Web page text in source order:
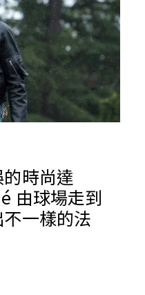
時尚達
由球場走到
一樣的法